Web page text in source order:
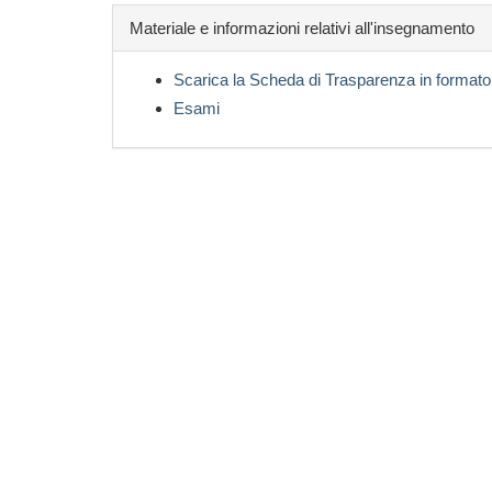
Materiale e informazioni relativi all'insegnamento
Scarica la Scheda di Trasparenza in
Esami